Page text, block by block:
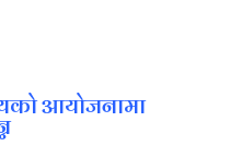
आयोजनामा